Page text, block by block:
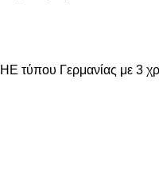
τύπου Γερμανίας με 3